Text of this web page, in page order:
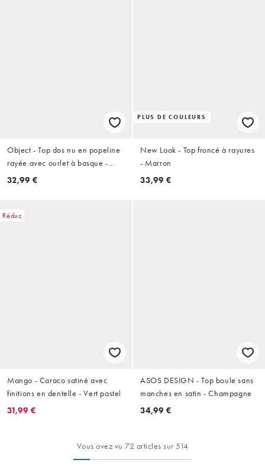
Object - Top dos nu en popeline
rayée avec ourlet à basque -
Jaune pâle
32,99 €
PLUS DE COULEURS
New Look - Top froncé à rayures
- Marron
33,99 €
Réduc
Mango - Caraco satiné avec
finitions en dentelle - Vert pastel
31,99 €
ASOS DESIGN - Top boule sans
manches en satin - Champagne
34,99 €
Vous avez vu 72 articles sur 514